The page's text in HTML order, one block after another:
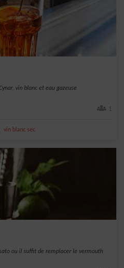
vin blanc et eau gazeuse
1
vin blanc sec
ou il suffit de remplacer le vermouth